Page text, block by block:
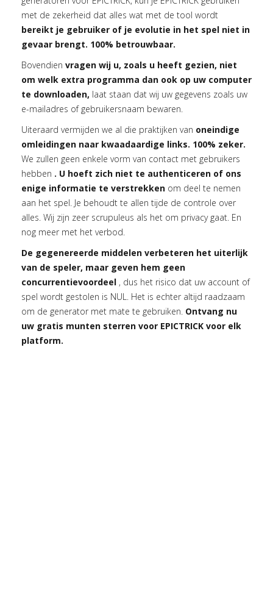
met de zekerheid dat alles wat met de tool wordt
bereikt je gebruiker of je evolutie in het spel niet in
gevaar brengt. 100% betrouwbaar.
Bovendien vragen wij u, zoals u heeft gezien, niet
om welk extra programma dan ook op uw computer
te downloaden, laat staan dat wij uw gegevens zoals uw
e-mailadres of gebruikersnaam bewaren.
Uiteraard vermijden we al die praktijken van oneindige
omleidingen naar kwaadaardige links. 100% zeker.
We zullen geen enkele vorm van contact met gebruikers
hebben . U hoeft zich niet te authenticeren of ons
enige informatie te verstrekken om deel te nemen
aan het spel. Je behoudt te allen tijde de controle over
alles. Wij zijn zeer scrupuleus als het om privacy gaat. En
nog meer met het verbod.
De gegenereerde middelen verbeteren het uiterlijk
van de speler, maar geven hem geen
concurrentievoordeel , dus het risico dat uw account of
spel wordt gestolen is NUL. Het is echter altijd raadzaam
om de generator met mate te gebruiken. Ontvang nu
uw gratis munten sterren voor EPICTRICK voor elk
platform.